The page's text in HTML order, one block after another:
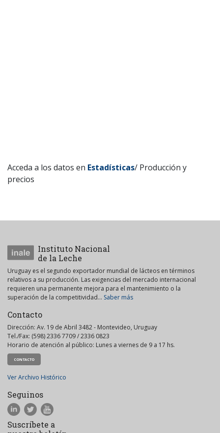
Acceda a los datos en Estadísticas/ Producción y
precios
Instituto Nacional
de la Leche
Uruguay es el segundo exportador mundial de lácteos en términos
relativos a su producción. Las exigencias del mercado internacional
requieren una permanente mejora para el mantenimiento o la
superación de la competitividad... Saber más
Contacto
Dirección: Av. 19 de Abril 3482 - Montevideo, Uruguay
Tel./Fax: (598) 2336 7709 / 2336 0823
Horario de atención al público: Lunes a viernes de 9 a 17 hs.
CONTACTO
Ver Archivo Histórico
Seguinos
Suscríbete a